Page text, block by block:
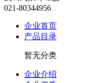
021-80344956
企业首页
产品目录
暂无分类
企业介绍